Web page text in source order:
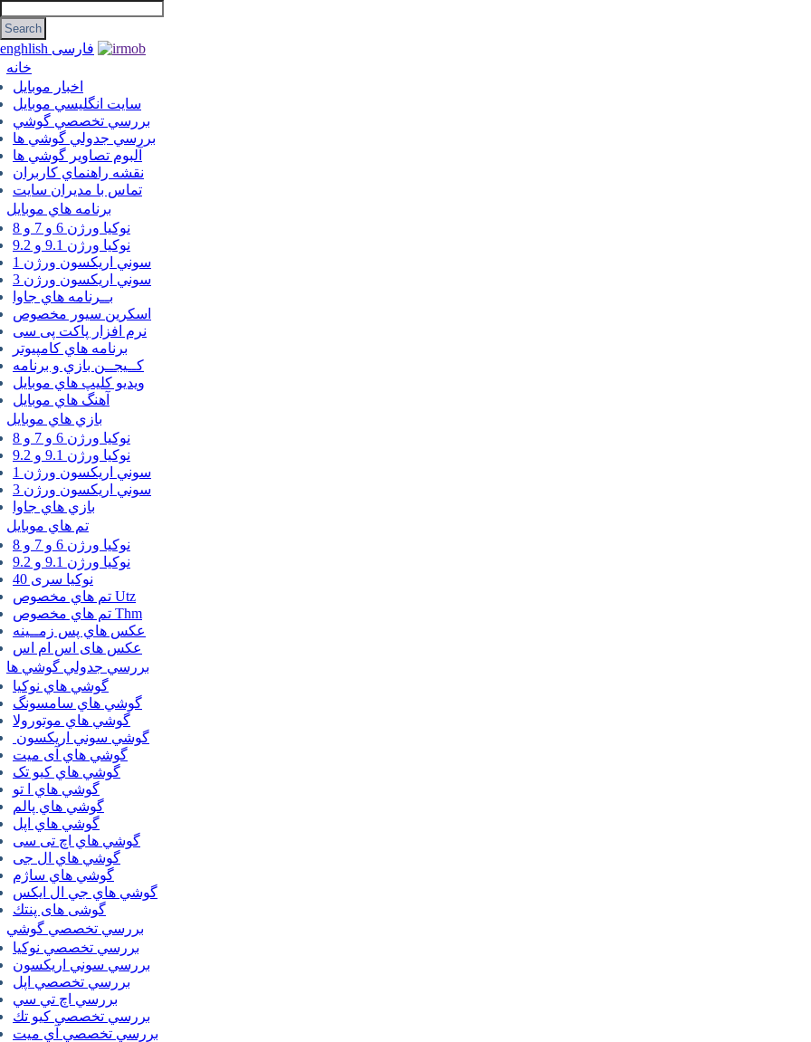
enghlish فارسی
خانه
اخبار موبایل
سايت انگليسي موبايل
بررسي تخصصي گوشي
بررسي جدولي گوشي ها
آلبوم تصاوير گوشي ها
نقشه راهنماي كاربران
تماس با مديران سايت
برنامه هاي موبايل
نوکیا ورژن 6 و 7 و 8
نوکیا ورژن 9.1 و 9.2
سوني اريكسون ورژن 1
سوني اريكسون ورژن 3
بــرنامه هاي جاوا
اسكرين سيور مخصوص
نرم افزار پاکت پی سی
برنامه هاي كامپيوتر
كــيجــن بازي و برنامه
ويديو كليپ هاي موبايل
آهنگ هاي موبايل
بازي هاي موبايل
نوكيا ورژن 6 و 7 و 8
نوكيا ورژن 9.1 و 9.2
سوني اريكسون ورژن 1
سوني اريكسون ورژن 3
بازي هاي جاوا
تم هاي موبايل
نوكيا ورژن 6 و 7 و 8
نوكيا ورژن 9.1 و 9.2
نوکیا سری 40
تم هاي مخصوص Utz
تم هاي مخصوص Thm
عكس هاي پس زمــينه
عكس های اس ام اس
بررسي جدولي گوشي ها
گوشي هاي نوكيا
گوشي هاي سامسونگ
گوشي هاي موتورولا
گوشي سوني اريكسون
گوشي هاي آی میت
گوشي هاي کیو تک
گوشي هاي ا تو
گوشي هاي پالم
گوشي هاي اپل
گوشي هاي اچ تی سی
گوشي هاي ال جی
گوشي هاي ساژم
گوشي هاي جي ال ايكس
گوشی های پنتك
بررسي تخصصي گوشي
بررسي تخصصي نوكيا
بررسي سوني اريكسون
بررسي تخصصي اپل
بررسي اچ تي سي
بررسي تخصصي كيو تك
بررسي تخصصي آي ميت